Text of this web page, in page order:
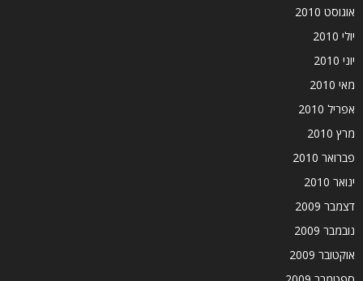
אוגוסט 2010
יולי 2010
יוני 2010
מאי 2010
אפריל 2010
מרץ 2010
פברואר 2010
ינואר 2010
דצמבר 2009
נובמבר 2009
אוקטובר 2009